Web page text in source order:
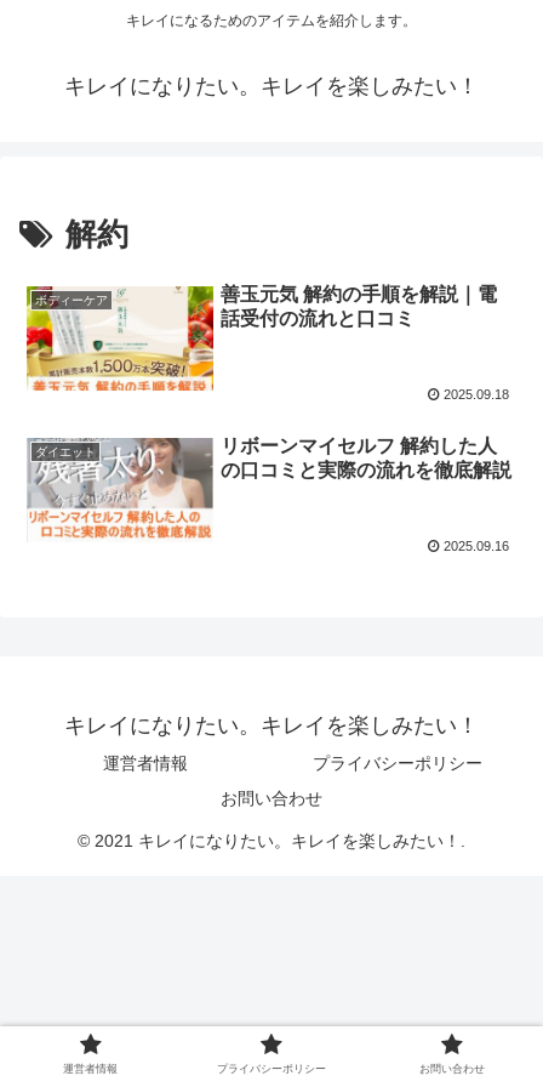
キレイになるためのアイテムを紹介します。
キレイになりたい。キレイを楽しみたい！
解約
ボディーケア
善玉元気 解約の手順を解説｜電
話受付の流れと口コミ
2025.09.18
ダイエット
リボーンマイセルフ 解約した人
の口コミと実際の流れを徹底解説
2025.09.16
キレイになりたい。キレイを楽しみたい！
運営者情報
プライバシーポリシー
お問い合わせ
© 2021 キレイになりたい。キレイを楽しみたい！.
運営者情報 プライバシーポリシー お問い合わせ